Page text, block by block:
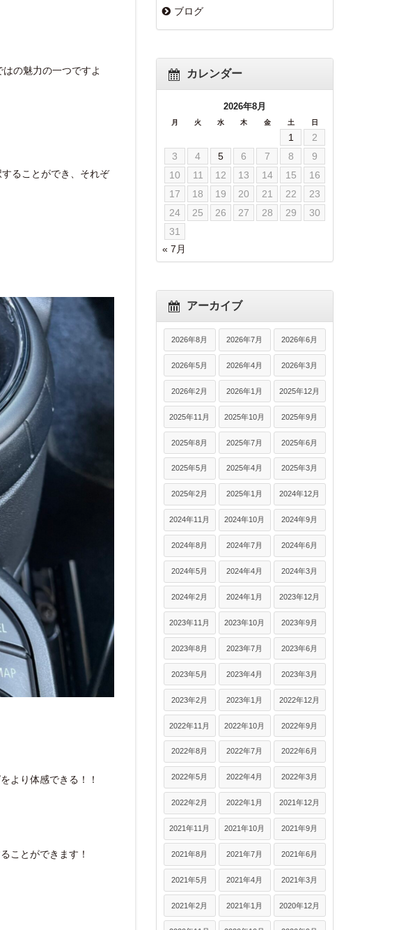
の魅力の一つですよ
ることができ、それぞ
より体感できる！！
ことができます！
ブログ
カレンダー
2026年8月
月 火 水 木 金 土 日
1
2
3
4 5 6 7 8
9
10
11 12 13 14 15
16
17
18 19 20 21 22
23
24
25 26 27 28 29
30
31
« 7月
アーカイブ
2026年8月 2026年7月 2026年6月
2026年5月 2026年4月 2026年3月
2026年2月 2026年1月 2025年12月
2025年11月 2025年10月 2025年9月
2025年8月 2025年7月 2025年6月
2025年5月 2025年4月 2025年3月
2025年2月 2025年1月 2024年12月
2024年11月 2024年10月 2024年9月
2024年8月 2024年7月 2024年6月
2024年5月 2024年4月 2024年3月
2024年2月 2024年1月 2023年12月
2023年11月 2023年10月 2023年9月
2023年8月 2023年7月 2023年6月
2023年5月 2023年4月 2023年3月
2023年2月 2023年1月 2022年12月
2022年11月 2022年10月 2022年9月
2022年8月 2022年7月 2022年6月
2022年5月 2022年4月 2022年3月
2022年2月 2022年1月 2021年12月
2021年11月 2021年10月 2021年9月
2021年8月 2021年7月 2021年6月
2021年5月 2021年4月 2021年3月
2021年2月 2021年1月 2020年12月